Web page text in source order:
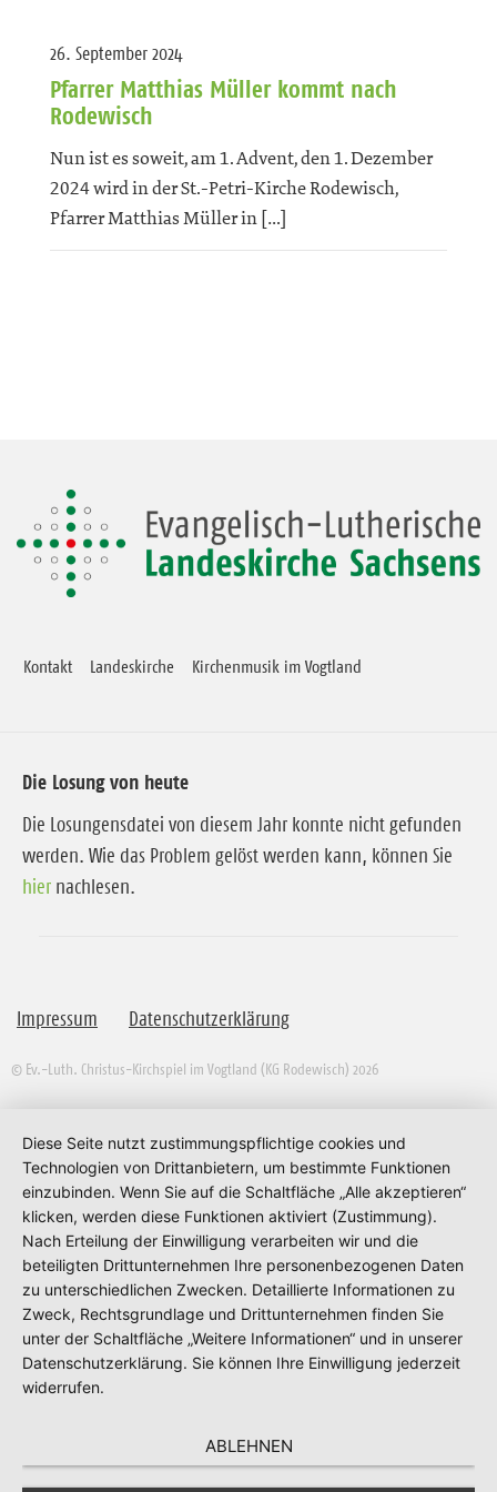
26. September 2024
Pfarrer Matthias Müller kommt nach
Rodewisch
Nun ist es soweit, am 1. Advent, den 1. Dezember
2024 wird in der St.-Petri-Kirche Rodewisch,
Pfarrer Matthias Müller in […]
Kontakt Landeskirche Kirchenmusik im Vogtland
Die Losung von heute
Die Losungensdatei von diesem Jahr konnte nicht gefunden
werden. Wie das Problem gelöst werden kann, können Sie
hier nachlesen.
Impressum Datenschutzerklärung
© Ev.-Luth. Christus-Kirchspiel im Vogtland (KG Rodewisch) 2026
Diese Seite nutzt zustimmungspflichtige cookies und
Technologien von Drittanbietern, um bestimmte Funktionen
einzubinden. Wenn Sie auf die Schaltfläche „Alle akzeptieren“
klicken, werden diese Funktionen aktiviert (Zustimmung).
Nach Erteilung der Einwilligung verarbeiten wir und die
beteiligten Drittunternehmen Ihre personenbezogenen Daten
zu unterschiedlichen Zwecken. Detaillierte Informationen zu
Zweck, Rechtsgrundlage und Drittunternehmen finden Sie
unter der Schaltfläche „Weitere Informationen“ und in unserer
Datenschutzerklärung. Sie können Ihre Einwilligung jederzeit
widerrufen.
ABLEHNEN